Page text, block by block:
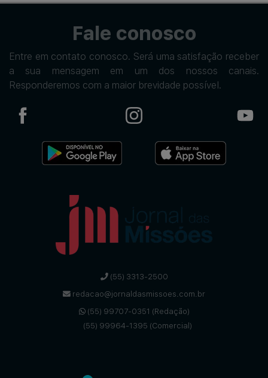
Fale conosco
Entre em contato conosco. Será uma satisfação receber
a sua mensagem em um dos nossos canais.
Responderemos com a maior brevidade possível.
(55) 3313-2500
redacao@jornaldasmissoes.com.br
(55) 99707-0351 (Redação)
(55) 99964-1395 (Comercial)